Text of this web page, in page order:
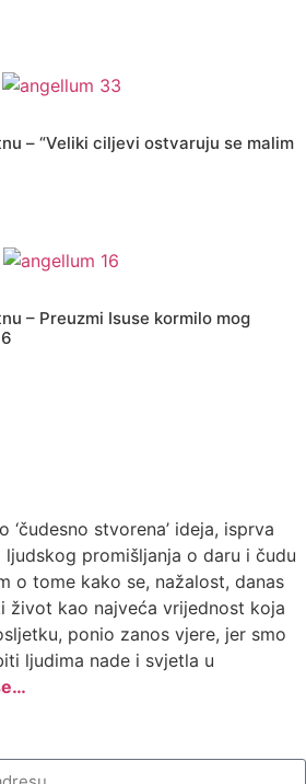
– “Veliki ciljevi ostvaruju se malim
– Preuzmi Isuse kormilo mog
‘čudesno stvorena’ ideja, isprva
promišljanja o daru i čudu
o tome kako se, nažalost, danas
život kao najveća vrijednost koja
ponio zanos vjere, jer smo
ljudima nade i svjetla u